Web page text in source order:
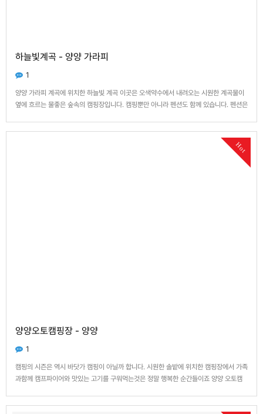
하늘빛계곡 - 양양 가라피
1
양양 가라피 계곡에 위치한 하늘빛 계곡 이곳은 오색약수에서 내려오는 시원한 계곡물이
옆에 흐르는 물좋은 숲속의 캠핑장입니다. 캠핑뿐만 아니라 펜션도 함께 있습니다. 펜션은
Hot
양양오토캠핑장 - 양양
1
캠핑의 시즌은 역시 바닷가 캠핑이 아닐까 합니다. 시원한 솔밭에 위치한 캠핑장에서 가족
과함께 캠프파이어와 맛있는 고기를 구워먹는것은 정말 행복한 순간들이죠 양양 오토캠